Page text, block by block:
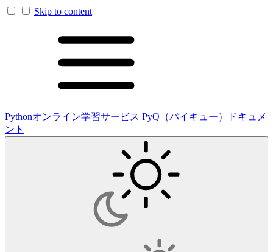
Skip to content
Pythonオンライン学習サービス PyQ（パイキュー）ドキュメ
ント